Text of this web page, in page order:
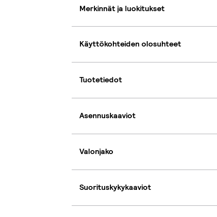
Merkinnät ja luokitukset
Käyttökohteiden olosuhteet
Tuotetiedot
Asennuskaaviot
Valonjako
Suorituskykykaaviot